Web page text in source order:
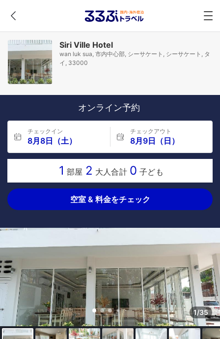
Siri Ville Hotel
wan luk sua, 市内中心部, シーサケート, シーサケート, タ
イ, 33000
オンライン予約
チェックイン
8月8日（土）
チェックアウト
8月9日（日）
1 部屋 2 大人合計 0 子ども
空室 & 料金をチェック
1/35